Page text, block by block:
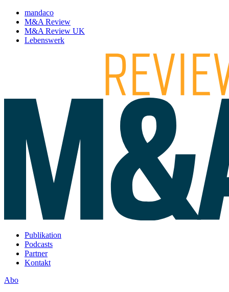
mandaco
M&A Review
M&A Review UK
Lebenswerk
Publikation
Podcasts
Partner
Kontakt
Abo